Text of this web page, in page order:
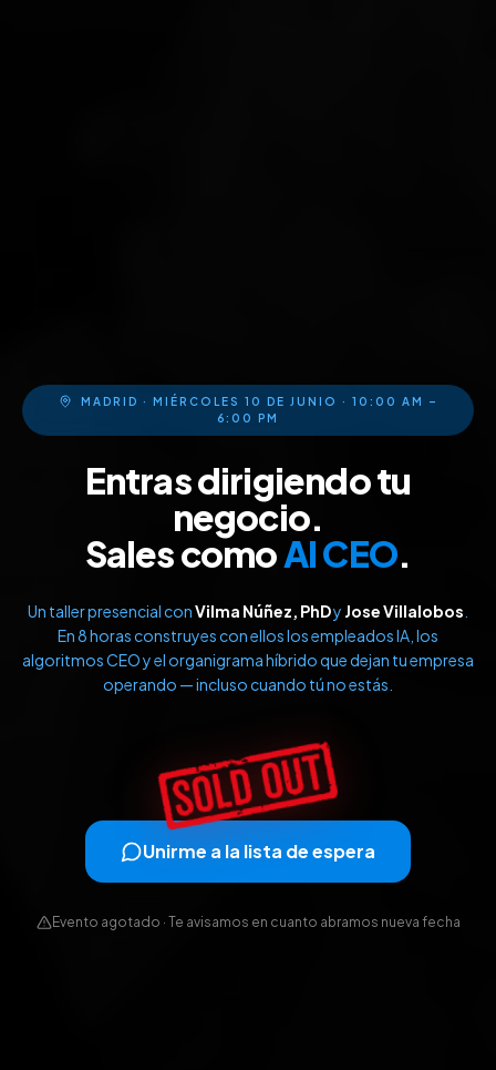
MADRID · MIÉRCOLES 10 DE JUNIO · 10:00 AM –
6:00 PM
Entras dirigiendo tu
negocio.
Sales comoAI CEO.
Un taller presencial conVilma Núñez, PhDy Jose Villalobos
En 8 horas construyes con ellos los empleados IA, los
algoritmos CEO y el organigrama híbrido que dejan tu empresa
operando — incluso cuando tú no estás.
Unirme a la lista de espera
Evento agotado · Te avisamos en cuanto abramos nueva fecha